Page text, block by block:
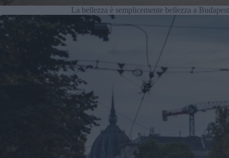
La bellezza è semplicemente bellezza a